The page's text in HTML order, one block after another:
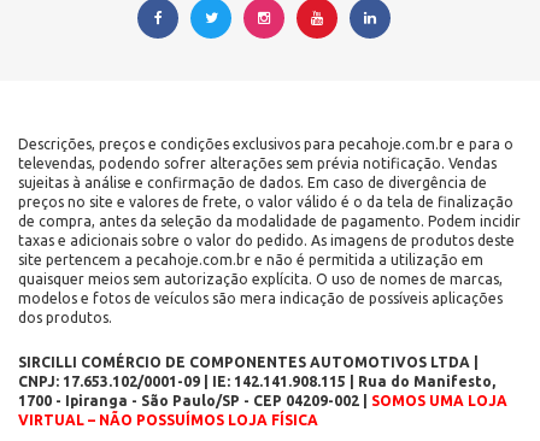
Descrições, preços e condições exclusivos para pecahoje.com.br e para o
televendas, podendo sofrer alterações sem prévia notificação. Vendas
sujeitas à análise e confirmação de dados. Em caso de divergência de
preços no site e valores de frete, o valor válido é o da tela de finalização
de compra, antes da seleção da modalidade de pagamento. Podem incidir
taxas e adicionais sobre o valor do pedido. As imagens de produtos deste
site pertencem a pecahoje.com.br e não é permitida a utilização em
quaisquer meios sem autorização explícita. O uso de nomes de marcas,
modelos e fotos de veículos são mera indicação de possíveis aplicações
dos produtos.
SIRCILLI COMÉRCIO DE COMPONENTES AUTOMOTIVOS LTDA |
CNPJ: 17.653.102/0001-09 | IE: 142.141.908.115 | Rua do Manifesto,
1700 - Ipiranga - São Paulo/SP - CEP 04209-002 | SOMOS UMA LOJA
VIRTUAL – NÃO POSSUÍMOS LOJA FÍSICA